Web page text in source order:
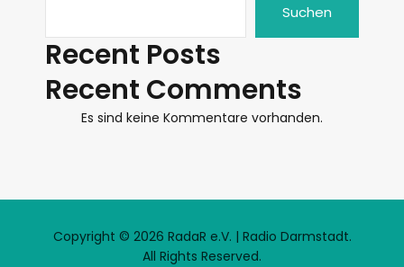
Suchen
Recent Posts
Recent Comments
Es sind keine Kommentare vorhanden.
Copyright © 2026 RadaR e.V. | Radio Darmstadt.
All Rights Reserved.